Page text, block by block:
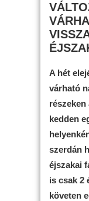
A hét
várható
részeken
kedden
szerdán
éjszakai
is csak 2
követen